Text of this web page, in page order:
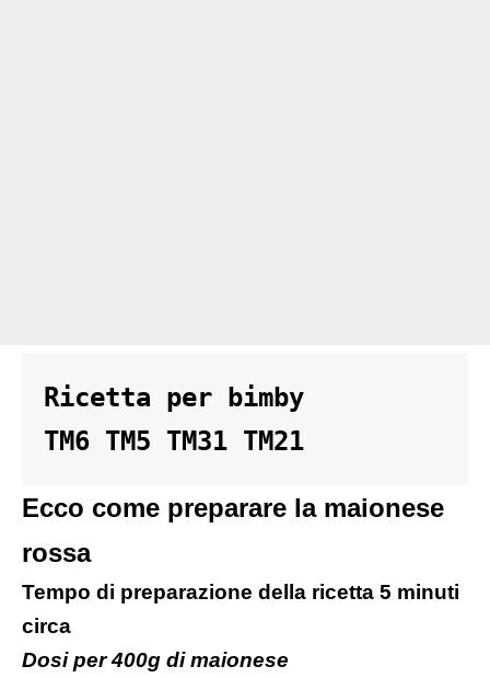
Ricetta per bimby
TM6 TM5 TM31 TM21
Ecco come preparare la maionese
rossa
Tempo di preparazione della ricetta 5 minuti
circa
Dosi per 400g di maionese